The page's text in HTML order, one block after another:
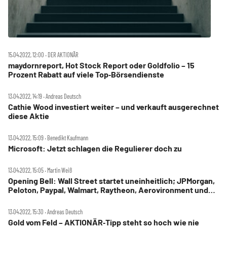
15.04.2022, 12:00 ‧ DER AKTIONÄR
maydornreport, Hot Stock Report oder Goldfolio – 15
Prozent Rabatt auf viele Top‑Börsendienste
13.04.2022, 14:19 ‧ Andreas Deutsch
Cathie Wood investiert weiter – und verkauft ausgerechnet
diese Aktie
13.04.2022, 15:09 ‧ Benedikt Kaufmann
Microsoft: Jetzt schlagen die Regulierer doch zu
13.04.2022, 15:05 ‧ Martin Weiß
Opening Bell: Wall Street startet uneinheitlich; JPMorgan,
Peloton, Paypal, Walmart, Raytheon, Aerovironment und
13.04.2022, 15:30 ‧ Andreas Deutsch
Gold vom Feld – AKTIONÄR‑Tipp steht so hoch wie nie